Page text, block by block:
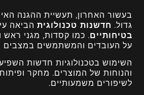
בעשור האחרון, תעשיית ההגנה
גדול. חדשנות טכנולוגית הביאה
בטיחותיים. כמו קסדות, מגני ראש
על העובדים והמשתמשים במצבים
השימוש בטכנולוגיות חדשות
והנוחות של המוצרים. מחקר
לשיפורים משמעותיים.